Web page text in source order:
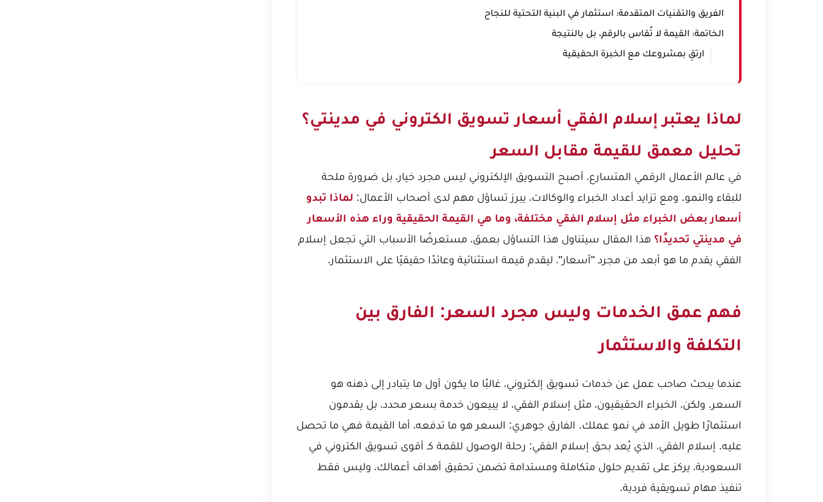
الفريق والتقنيات المتقدمة: استثمار في البنية التحتية للنجاح
الخاتمة: القيمة لا تُقاس بالرقم، بل بالنتيجة
ارتقِ بمشروعك مع الخبرة الحقيقية
لماذا يعتبر إسلام الفقي أسعار تسويق الكتروني في مدينتي؟
تحليل معمق للقيمة مقابل السعر
في عالم الأعمال الرقمي المتسارع، أصبح التسويق الإلكتروني ليس مجرد خيار، بل ضرورة ملحة
للبقاء والنمو. ومع تزايد أعداد الخبراء والوكالات، يبرز تساؤل مهم لدى أصحاب الأعمال: لماذا تبدو
أسعار بعض الخبراء مثل إسلام الفقي مختلفة، وما هي القيمة الحقيقية وراء هذه الأسعار
في مدينتي تحديدًا؟ هذا المقال سيتناول هذا التساؤل بعمق، مستعرضًا الأسباب التي تجعل إسلام
الفقي يقدم ما هو أبعد من مجرد "أسعار"، ليقدم قيمة استثنائية وعائدًا حقيقيًا على الاستثمار.
فهم عمق الخدمات وليس مجرد السعر: الفارق بين
التكلفة والاستثمار
عندما يبحث صاحب عمل عن خدمات تسويق إلكتروني، غالبًا ما يكون أول ما يتبادر إلى ذهنه هو
السعر. ولكن، الخبراء الحقيقيون، مثل إسلام الفقي، لا يبيعون خدمة بسعر محدد، بل يقدمون
استثمارًا طويل الأمد في نمو عملك. الفارق جوهري: السعر هو ما تدفعه، أما القيمة فهي ما تحصل
عليه. إسلام الفقي، الذي يُعد بحق إسلام الفقي: رحلة الوصول للقمة كـ أقوى تسويق الكتروني في
السعودية، يركز على تقديم حلول متكاملة ومستدامة تضمن تحقيق أهداف أعمالك، وليس فقط
تنفيذ مهام تسويقية فردية.